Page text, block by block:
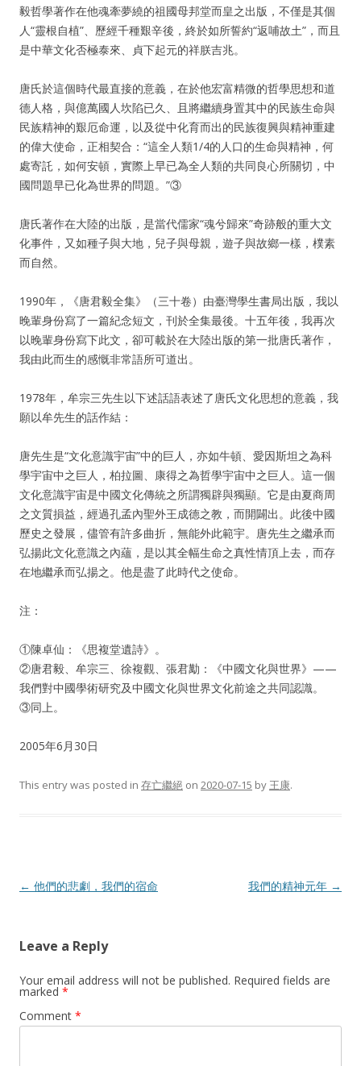
毅哲學著作在他魂牽夢繞的祖國母邦堂而皇之出版，不僅是其個
人“靈根自植”、歷經千種艱辛後，終於如所誓約“返哺故土”，而且
是中華文化否極泰來、貞下起元的祥朕吉兆。
唐氏於這個時代最直接的意義，在於他宏富精微的哲學思想和道
德人格，與億萬國人坎陷已久、且將繼續身置其中的民族生命與
民族精神的艱厄命運，以及從中化育而出的民族復興與精神重建
的偉大使命，正相契合：“這全人類1/4的人口的生命與精神，何
處寄託，如何安頓，實際上早已為全人類的共同良心所關切，中
國問題早已化為世界的問題。”③
唐氏著作在大陸的出版，是當代儒家“魂兮歸來”奇跡般的重大文
化事件，又如種子與大地，兒子與母親，遊子與故鄉一樣，樸素
而自然。
1990年，《唐君毅全集》（三十卷）由臺灣學生書局出版，我以
晚輩身份寫了一篇紀念短文，刊於全集最後。十五年後，我再次
以晚輩身份寫下此文，卻可載於在大陸出版的第一批唐氏著作，
我由此而生的感慨非常語所可道出。
1978年，牟宗三先生以下述話語表述了唐氏文化思想的意義，我
願以牟先生的話作結：
唐先生是“文化意識宇宙”中的巨人，亦如牛頓、愛因斯坦之為科
學宇宙中之巨人，柏拉圖、康得之為哲學宇宙中之巨人。這一個
文化意識宇宙是中國文化傳統之所謂獨辟與獨顯。它是由夏商周
之文質損益，經過孔孟內聖外王成德之教，而開闢出。此後中國
歷史之發展，儘管有許多曲折，無能外此範宇。唐先生之繼承而
弘揚此文化意識之內蘊，是以其全幅生命之真性情頂上去，而存
在地繼承而弘揚之。他是盡了此時代之使命。
注：
①陳卓仙：《思複堂遺詩》。
②唐君毅、牟宗三、徐複觀、張君勱：《中國文化與世界》——
我們對中國學術研究及中國文化與世界文化前途之共同認識。
③同上。
2005年6月30日
This entry was posted in 存亡繼絕 on 2020-07-15 by 王康.
Post
← 他們的悲劇，我們的宿命 我們的精神元年 →
Leave a Reply
Your email address will not be published. Required fields are
marked *
Comment *